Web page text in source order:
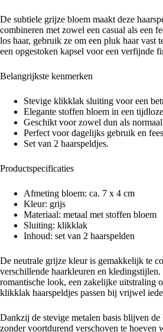
De subtiele grijze bloem maakt deze
combineren met zowel een casual als een
los haar, gebruik ze om een pluk haar vast
een opgestoken kapsel voor een verfijnde
Belangrijkste kenmerken
Stevige klikklak sluiting voor een
Elegante stoffen bloem in een
Geschikt voor zowel dun als normaal
Perfect voor dagelijks gebruik en
Set van 2 haarspeldjes.
Productspecificaties
Afmeting bloem: ca. 7 x 4 cm
Kleur: grijs
Materiaal: metaal met stoffen bloem
Sluiting: klikklak
Inhoud: set van 2 haarspelden
De neutrale grijze kleur is gemakkelijk te
verschillende haarkleuren en
romantische look, een zakelijke uitstraling
klikklak haarspeldjes passen bij vrijwel
Dankzij de stevige metalen basis blijven de
zonder voortdurend verschoven te hoeven